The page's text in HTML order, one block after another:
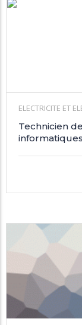
ELECTRICITE ET
Technicien
informatiques